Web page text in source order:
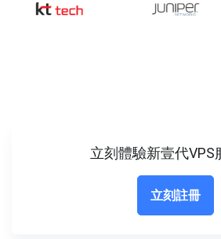
立刻體驗新壹代VPS
立刻註冊